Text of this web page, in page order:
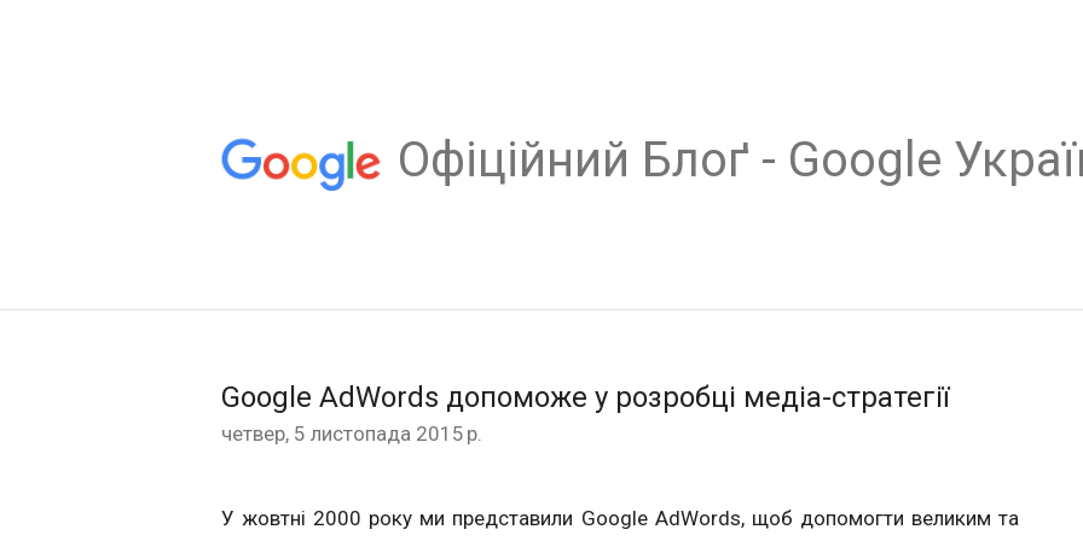
Oфіційний Блоґ - Google
Google AdWords допоможе у розробці медіа-стратегії
четвер, 5 листопада 2015 р.
У жовтні 2000 року ми представили Google AdWords, щоб допомогти великим та